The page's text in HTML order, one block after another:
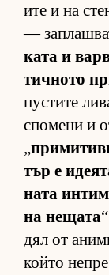
ите и на
—
ката и
тич­ното
пус­тите
спо­мени и
„
тър е
ната
на не­щата“
дял от
който